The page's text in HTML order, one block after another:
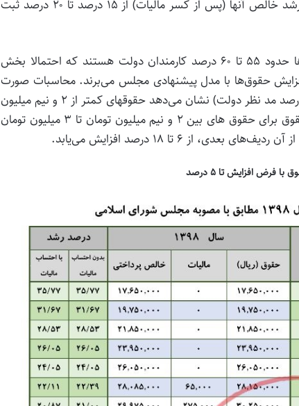
آنها به ۱۴۸۸۰۰۰ تومان تا ۱۶۲۸۵۰۰۰ تومان می رسید که میزان رشد خالص آنها (پس از کسر مالیات) از ۱۵ درصد تا ۲۰ درصد ثبت
اما براساس مصوبه مجلس، حداقل بگیران که براساس برآوردها حدود ۵۵ تا ۶۰ درصد کارمندان دولت هستند که احتمالا بخش
افزایش حقوق‌ها با مدل پیشنهادی مجلس می‌برند. محاسبات صورت
گرفته با محوریت مصوبه مجلس (افزایش ۴۰۰ هزار تومانی + ۵ درصد مد نظر دولت) نشان می‌دهد حقوقهای کمتر از ۲ و نیم میلیون
تومان از ۳۷ درصد تا ۲۱ درصد افزایش خواهد یافت. افزایش حقوق برای حقوق های بین ۲ و نیم میلیون تومان تا ۳ میلیون تومان